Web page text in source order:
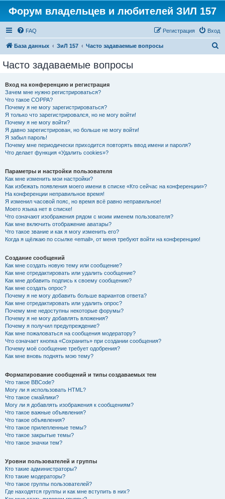
Форум владельцев и любителей ЗИЛ 157
FAQ Вход
Регистрация
База данных ЗиЛ 157 Часто задаваемые вопросы
Часто задаваемые вопросы
Вход на конференцию и регистрация
Зачем мне нужно регистрироваться?
Что такое COPPA?
Почему я не могу зарегистрироваться?
Я только что зарегистрировался, но не могу войти!
Почему я не могу войти?
Я давно зарегистрирован, но больше не могу войти!
Я забыл пароль!
Почему мне периодически приходится повторять ввод имени и пароля?
Что делает функция «Удалить cookies»?
Параметры и настройки пользователя
Как мне изменить мои настройки?
Как избежать появления моего имени в списке «Кто сейчас на конференции»?
На конференции неправильное время!
Я изменил часовой пояс, но время всё равно неправильное!
Моего языка нет в списке!
Что означают изображения рядом с моим именем пользователя?
Как мне включить отображение аватары?
Что такое звание и как я могу изменить его?
Когда я щёлкаю по ссылке «email», от меня требуют войти на конференцию!
Создание сообщений
Как мне создать новую тему или сообщение?
Как мне отредактировать или удалить сообщение?
Как мне добавить подпись к своему сообщению?
Как мне создать опрос?
Почему я не могу добавить больше вариантов ответа?
Как мне отредактировать или удалить опрос?
Почему мне недоступны некоторые форумы?
Почему я не могу добавлять вложения?
Почему я получил предупреждение?
Как мне пожаловаться на сообщения модератору?
Что означает кнопка «Сохранить» при создании сообщения?
Почему моё сообщение требует одобрения?
Как мне вновь поднять мою тему?
Форматирование сообщений и типы создаваемых тем
Что такое BBCode?
Могу ли я использовать HTML?
Что такое смайлики?
Могу ли я добавлять изображения к сообщениям?
Что такое важные объявления?
Что такое объявления?
Что такое прилепленные темы?
Что такое закрытые темы?
Что такое значки тем?
Уровни пользователей и группы
Кто такие администраторы?
Кто такие модераторы?
Что такое группы пользователей?
Где находятся группы и как мне вступить в них?